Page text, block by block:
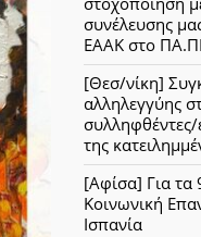
συνέλευσης
ΕΑΑΚ στο
[Θεσ/νίκη]
αλληλεγγύης
συλληφθέντες/
της
[Αφίσα] Για τα
Κοινωνική
Ισπανία